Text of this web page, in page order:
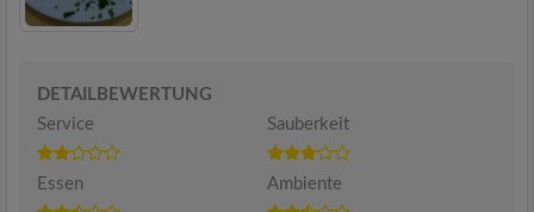
DETAILBEWERTUNG
Service
Sauberkeit
Essen Ambiente